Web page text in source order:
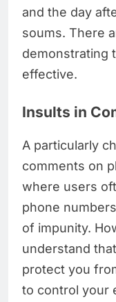
and the day
soums. There
demonstrating
effective.
Insults in
A particularly
comments on
where users
phone
of impunity.
understand
protect you
to control your